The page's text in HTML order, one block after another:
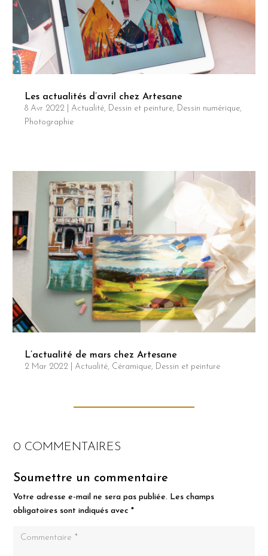
Les actualités d’avril chez Artesane
8 Avr 2022 Actualité, Dessin et peinture, Dessin numérique,
Photographie
L’actualité de mars chez Artesane
2 Mar 2022 Actualité, Céramique, Dessin et peinture
0 COMMENTAIRES
Soumettre un commentaire
Votre adresse e-mail ne sera pas publiée. Les champs
obligatoires sont indiqués avec*